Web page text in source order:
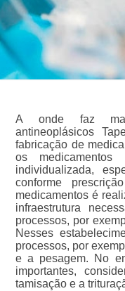
A onde faz
antineoplásicos
fabricação de
os
individualizada,
conforme
medicamentos é
infraestrutura
processos, por
Nesses
processos, por
e a pesagem. No
importantes,
tamisação e a